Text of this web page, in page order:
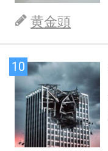
黄金頭
10